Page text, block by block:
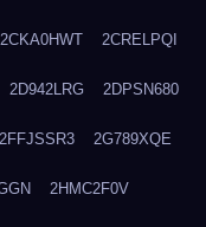
2CKA0HWT 2CRELPQI
2D942LRG 2DPSN680
2FFJSSR3 2G789XQE
2HMC2F0V